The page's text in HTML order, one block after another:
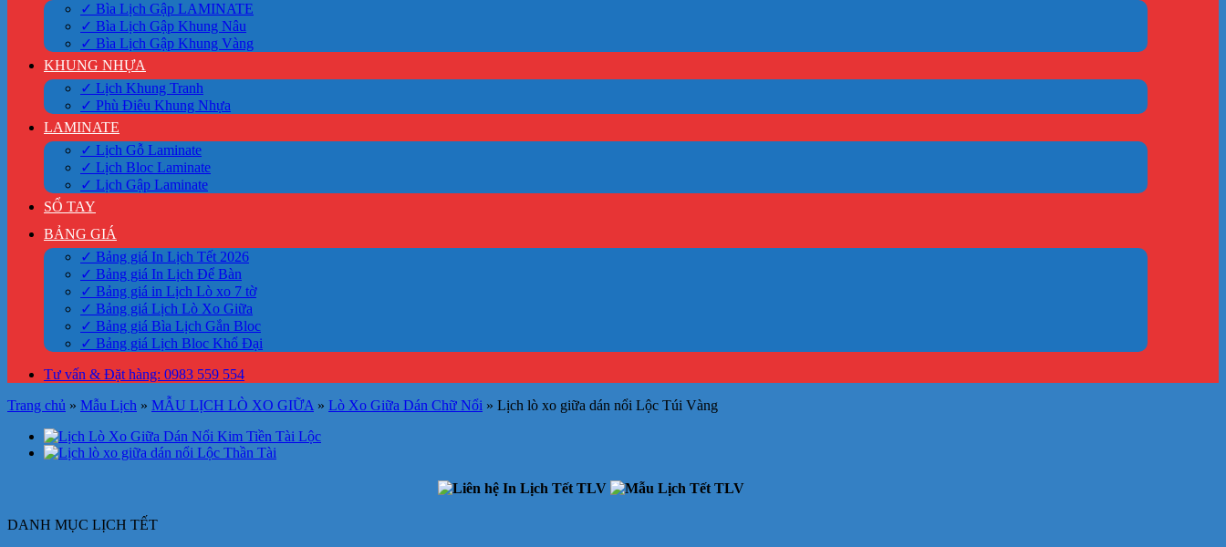
✓ Bìa Lịch Gập LAMINATE
✓ Bìa Lịch Gập Khung Nâu
✓ Bìa Lịch Gập Khung Vàng
KHUNG NHỰA
✓ Lịch Khung Tranh
✓ Phù Điêu Khung Nhựa
LAMINATE
✓ Lịch Gỗ Laminate
✓ Lịch Bloc Laminate
✓ Lịch Gập Laminate
SỔ TAY
BẢNG GIÁ
✓ Bảng giá In Lịch Tết 2026
✓ Bảng giá In Lịch Để Bàn
✓ Bảng giá in Lịch Lò xo 7 tờ
✓ Bảng giá Lịch Lò Xo Giữa
✓ Bảng giá Bìa Lịch Gắn Bloc
✓ Bảng giá Lịch Bloc Khổ Đại
Tư vấn & Đặt hàng: 0983 559 554
Trang chủ » Mẫu Lịch » MẪU LỊCH LÒ XO GIỮA » Lò Xo Giữa Dán Chữ Nổi » Lịch lò xo giữa dán nổi Lộc Túi Vàng
DANH MỤC LỊCH TẾT